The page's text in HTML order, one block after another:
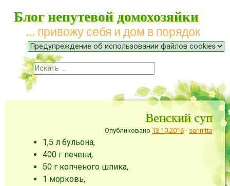
Блог непутевой домохозяйки
… привожу себя и дом в порядок
Меню
Наверх
Поиск
Венский суп
Опубликовано 13.10.2016- sannitta
1,5 л бульона,
400 г печени,
50 г копченого шпика,
1 морковь,